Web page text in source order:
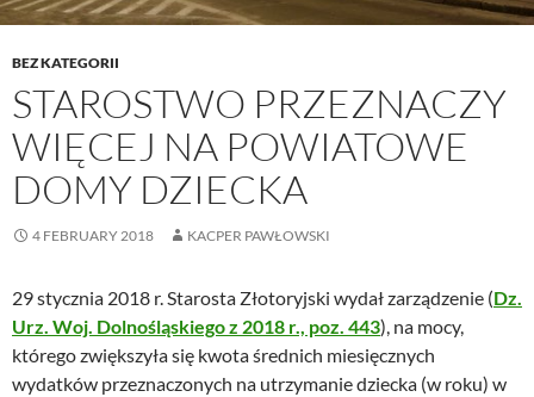
BEZ KATEGORII
STAROSTWO PRZEZNACZY
WIĘCEJ NA POWIATOWE
DOMY DZIECKA
4 FEBRUARY 2018 KACPER PAWŁOWSKI
29 stycznia 2018 r. Starosta Złotoryjski wydał zarządzenie (Dz.
Urz. Woj. Dolnośląskiego z 2018 r., poz. 443), na mocy,
którego zwiększyła się kwota średnich miesięcznych
wydatków przeznaczonych na utrzymanie dziecka (w roku) w